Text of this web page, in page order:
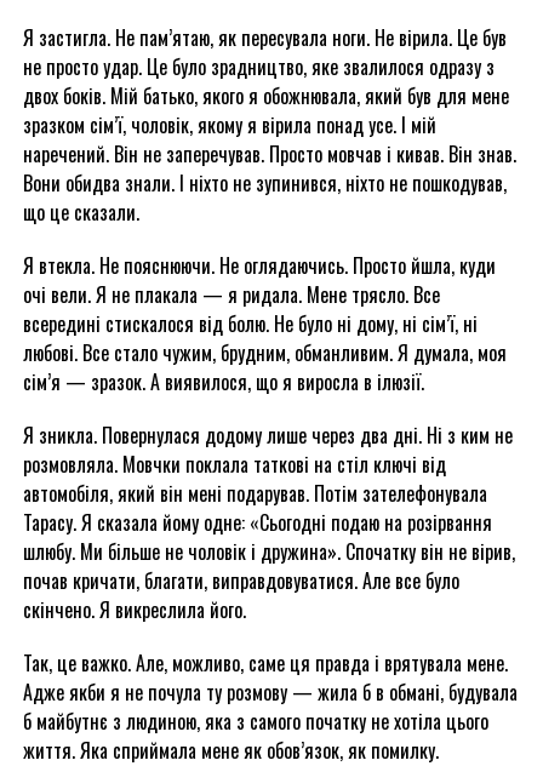
Я застигла. Не пам’ятаю, як пересувала ноги. Не вірила. Це був
не просто удар. Це було зрадництво, яке звалилося одразу з
двох боків. Мій батько, якого я обожнювала, який був для мене
зразком сім’ї, чоловік, якому я вірила понад усе. І мій
наречений. Він не заперечував. Просто мовчав і кивав. Він знав.
Вони обидва знали. І ніхто не зупинився, ніхто не пошкодував,
що це сказали.
Я втекла. Не пояснюючи. Не оглядаючись. Просто йшла, куди
очі вели. Я не плакала — я ридала. Мене трясло. Все
всередині стискалося від болю. Не було ні дому, ні сім’ї, ні
любові. Все стало чужим, брудним, обманливим. Я думала, моя
сім’я — зразок. А виявилося, що я виросла в ілюзії.
Я зникла. Повернулася додому лише через два дні. Ні з ким не
розмовляла. Мовчки поклала таткові на стіл ключі від
автомобіля, який він мені подарував. Потім зателефонувала
Тарасу. Я сказала йому одне: «Сьогодні подаю на розірвання
шлюбу. Ми більше не чоловік і дружина». Спочатку він не вірив,
почав кричати, благати, виправдовуватися. Але все було
скінчено. Я викреслила його.
Так, це важко. Але, можливо, саме ця правда і врятувала мене.
Адже якби я не почула ту розмову — жила б в обмані, будувала
б майбутнє з людиною, яка з самого початку не хотіла цього
життя. Яка сприймала мене як обов’язок, як помилку.